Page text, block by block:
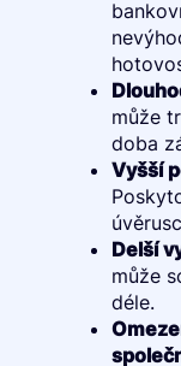
může
doba
Vyšší
Delší
může
déle.